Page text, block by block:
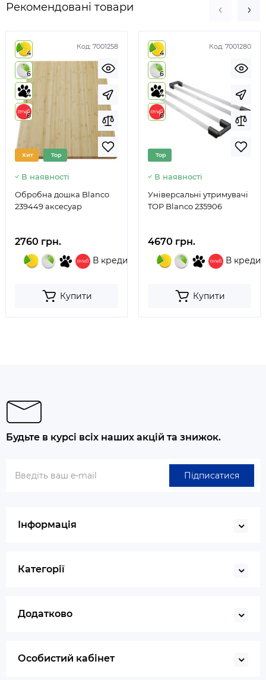
Рекомендовані товари
Код: 7001258
4
6
4
6
Хит Top
В наявності
Обробна дошка Blanco
239449 аксесуар
2760 грн.
В кредит
Купити
Код: 7001280
4
6
4
6
Top
В наявності
Універсальні утримувачі
TOP Blanco 235906
4670 грн.
В кредит
Купити
Будьте в курсі всіх наших акцій та знижок.
Підписатися
Інформація
Категорії
Додатково
Особистий кабінет